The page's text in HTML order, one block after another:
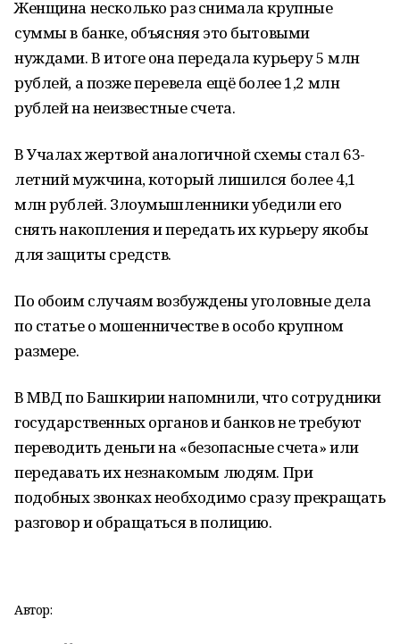
Женщина несколько раз снимала крупные
суммы в банке, объясняя это бытовыми
нуждами. В итоге она передала курьеру 5 млн
рублей, а позже перевела ещё более 1,2 млн
рублей на неизвестные счета.
В Учалах жертвой аналогичной схемы стал 63-
летний мужчина, который лишился более 4,1
млн рублей. Злоумышленники убедили его
снять накопления и передать их курьеру якобы
для защиты средств.
По обоим случаям возбуждены уголовные дела
по статье о мошенничестве в особо крупном
размере.
В МВД по Башкирии напомнили, что сотрудники
государственных органов и банков не требуют
переводить деньги на «безопасные счета» или
передавать их незнакомым людям. При
подобных звонках необходимо сразу прекращать
разговор и обращаться в полицию.
Автор: